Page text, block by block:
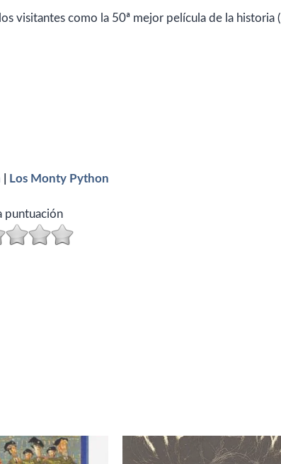
visitantes como la 50ª mejor película de la historia (
Los Monty Python
puntuación